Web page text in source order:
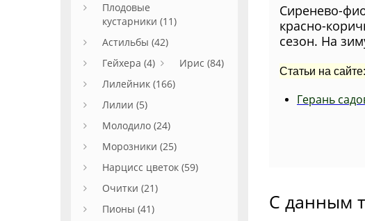
Сиренево-
красно-
сезон. На
Статьи на сайте:
Герань
С данным
Плодовые
кустарники (11)
Астильбы (42)
Гейхера (4)
Ирис (84)
Лилейник (166)
Лилии (5)
Молодило (24)
Морозники (25)
Нарцисс цветок (59)
Очитки (21)
Пионы (41)